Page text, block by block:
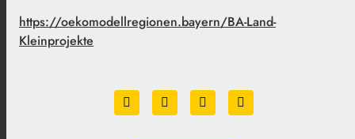
https://oekomodellregionen.bayern/BA-Land-
Kleinprojekte